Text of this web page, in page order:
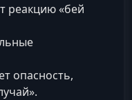
реакцию «бей
опасность,